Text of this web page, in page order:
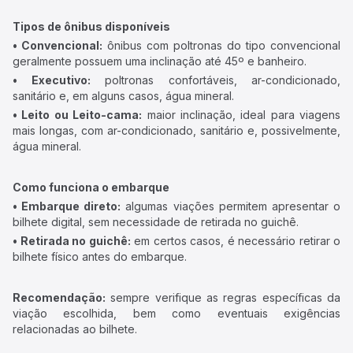
Tipos de ônibus disponíveis
• Convencional: ônibus com poltronas do tipo convencional
geralmente possuem uma inclinação até 45º e banheiro.
• Executivo: poltronas confortáveis, ar-condicionado,
sanitário e, em alguns casos, água mineral.
• Leito ou Leito-cama: maior inclinação, ideal para viagens
mais longas, com ar-condicionado, sanitário e, possivelmente,
água mineral.
Como funciona o embarque
• Embarque direto: algumas viações permitem apresentar o
bilhete digital, sem necessidade de retirada no guichê.
• Retirada no guichê: em certos casos, é necessário retirar o
bilhete físico antes do embarque.
Recomendação: sempre verifique as regras específicas da
viação escolhida, bem como eventuais exigências
relacionadas ao bilhete.